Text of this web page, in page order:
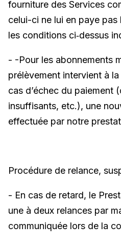
fourniture des Services
celui-ci ne lui en paye
les conditions ci‑dessus
- -Pour les abonnements
prélèvement intervient à la
cas d’échec du paiement
insuffisants, etc.), une
effectuée par notre
Procédure de relance,
- En cas de retard, le
une à deux relances par
communiquée lors de la